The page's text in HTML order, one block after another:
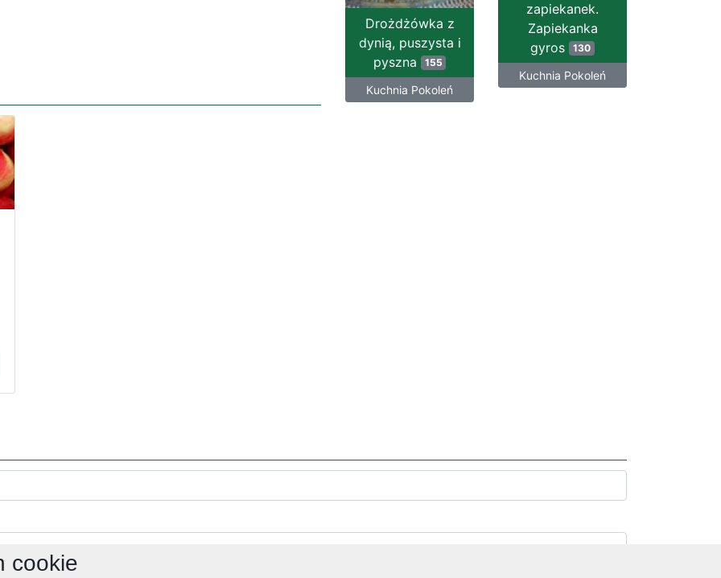
zapiekanek.
Zapiekanka
gyros 130
Kuchnia Pokoleń
Drożdżówka z
dynią, puszysta i
pyszna
155
Kuchnia Pokoleń
cookie